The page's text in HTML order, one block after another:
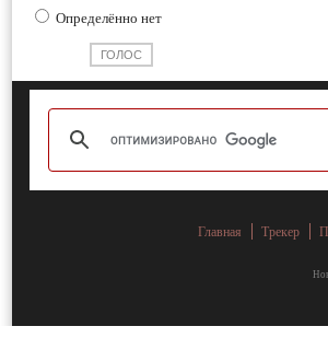
Определённо нет
Главная Трекер